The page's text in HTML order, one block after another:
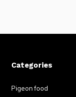
Categories
Pigeon food